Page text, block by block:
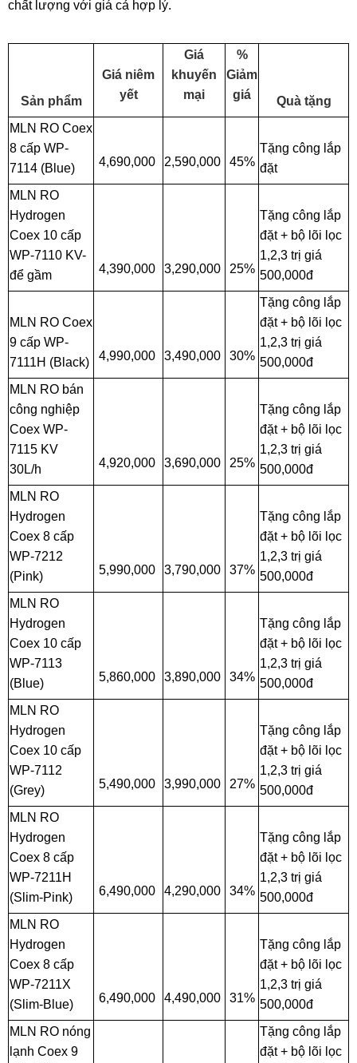
chất lượng với giá cả hợp lý.
Sản phẩm
Giá niêm
yết
Giá
khuyến
mại
%
Giảm
giá
Quà tặng
MLN RO Coex
8 cấp WP-
7114 (Blue)
4,690,000 2,590,000 45%
Tặng công lắp
đặt
MLN RO
Hydrogen
Coex 10 cấp
WP-7110 KV-
để gầm
4,390,000 3,290,000 25%
Tặng công lắp
đặt + bộ lõi lọc
1,2,3 trị giá
500,000đ
MLN RO Coex
9 cấp WP-
7111H (Black)
4,990,000 3,490,000 30%
Tặng công lắp
đặt + bộ lõi lọc
1,2,3 trị giá
500,000đ
MLN RO bán
công nghiệp
Coex WP-
7115 KV
30L/h
4,920,000 3,690,000 25%
Tặng công lắp
đặt + bộ lõi lọc
1,2,3 trị giá
500,000đ
MLN RO
Hydrogen
Coex 8 cấp
WP-7212
(Pink)
5,990,000 3,790,000 37%
Tặng công lắp
đặt + bộ lõi lọc
1,2,3 trị giá
500,000đ
MLN RO
Hydrogen
Coex 10 cấp
WP-7113
(Blue)
5,860,000 3,890,000 34%
Tặng công lắp
đặt + bộ lõi lọc
1,2,3 trị giá
500,000đ
MLN RO
Hydrogen
Coex 10 cấp
WP-7112
(Grey)
5,490,000 3,990,000 27%
Tặng công lắp
đặt + bộ lõi lọc
1,2,3 trị giá
500,000đ
MLN RO
Hydrogen
Coex 8 cấp
WP-7211H
(Slim-Pink)
6,490,000 4,290,000 34%
Tặng công lắp
đặt + bộ lõi lọc
1,2,3 trị giá
500,000đ
MLN RO
Hydrogen
Coex 8 cấp
WP-7211X
(Slim-Blue)
6,490,000 4,490,000 31%
Tặng công lắp
đặt + bộ lõi lọc
1,2,3 trị giá
500,000đ
MLN RO nóng
lạnh Coex 9
Tặng công lắp
đặt + bộ lõi lọc